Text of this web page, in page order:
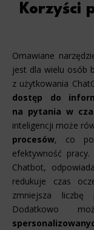
Korzyści
Omawiane
jest dla wielu osób
z użytkowania
dostęp do
na pytania w
inteligencji może
procesów, co
efektywność
Chatbot,
redukuje czas
zmniejsza liczbę
Dodatkowo